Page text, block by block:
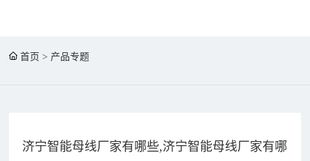
首页 > 产品专题
济宁智能母线厂家有哪些,济宁智能母线厂家有哪